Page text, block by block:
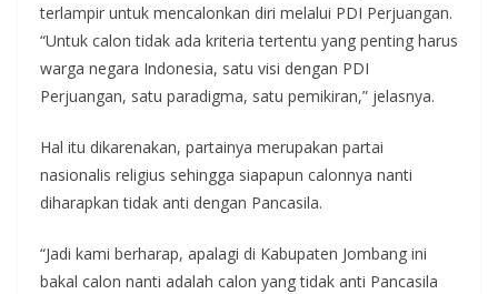
terlampir untuk mencalonkan diri melalui PDI Perjuangan.
“Untuk calon tidak ada kriteria tertentu yang penting harus
warga negara Indonesia, satu visi dengan PDI
Perjuangan, satu paradigma, satu pemikiran,” jelasnya.
Hal itu dikarenakan, partainya merupakan partai
nasionalis religius sehingga siapapun calonnya nanti
diharapkan tidak anti dengan Pancasila.
“Jadi kami berharap, apalagi di Kabupaten Jombang ini
bakal calon nanti adalah calon yang tidak anti Pancasila